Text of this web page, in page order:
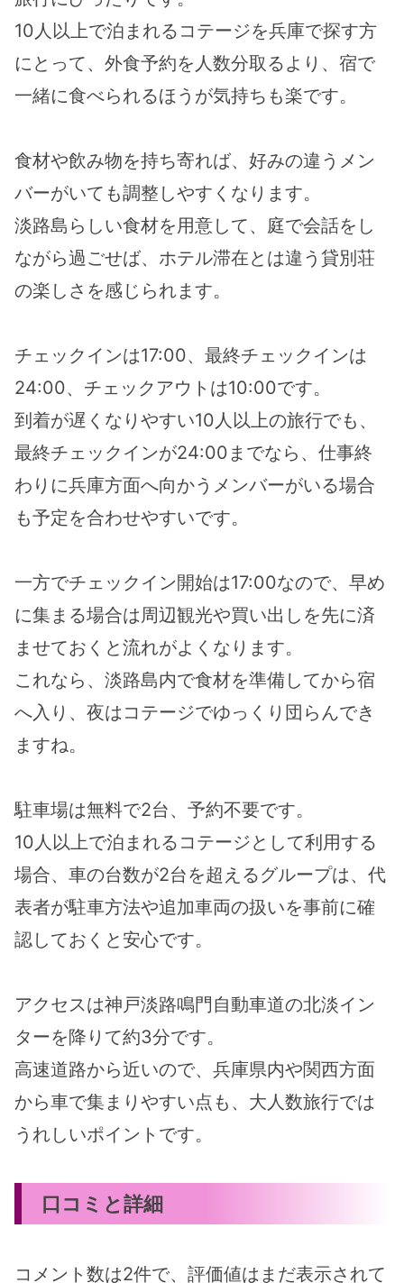
10人以上で泊まれるコテージを兵庫で探す方
にとって、外食予約を人数分取るより、宿で
一緒に食べられるほうが気持ちも楽です。
食材や飲み物を持ち寄れば、好みの違うメン
バーがいても調整しやすくなります。
淡路島らしい食材を用意して、庭で会話をし
ながら過ごせば、ホテル滞在とは違う貸別荘
の楽しさを感じられます。
チェックインは17:00、最終チェックインは
24:00、チェックアウトは10:00です。
到着が遅くなりやすい10人以上の旅行でも、
最終チェックインが24:00までなら、仕事終
わりに兵庫方面へ向かうメンバーがいる場合
も予定を合わせやすいです。
一方でチェックイン開始は17:00なので、早め
に集まる場合は周辺観光や買い出しを先に済
ませておくと流れがよくなります。
これなら、淡路島内で食材を準備してから宿
へ入り、夜はコテージでゆっくり団らんでき
ますね。
駐車場は無料で2台、予約不要です。
10人以上で泊まれるコテージとして利用する
場合、車の台数が2台を超えるグループは、代
表者が駐車方法や追加車両の扱いを事前に確
認しておくと安心です。
アクセスは神戸淡路鳴門自動車道の北淡イン
ターを降りて約3分です。
高速道路から近いので、兵庫県内や関西方面
から車で集まりやすい点も、大人数旅行では
うれしいポイントです。
口コミと詳細
コメント数は2件で、評価値はまだ表示されて